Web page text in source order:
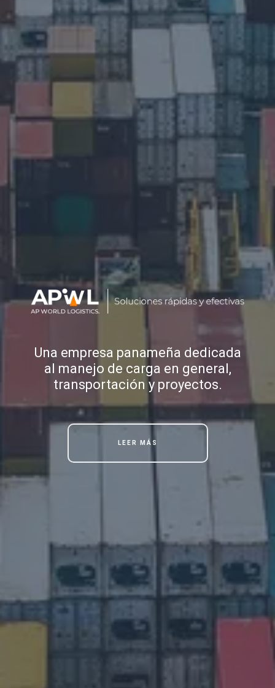
Una empresa panameña dedicada
al manejo de carga en general,
transportación y proyectos.
LEER MÁS